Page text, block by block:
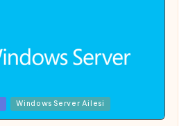
Windows Server Ailesi